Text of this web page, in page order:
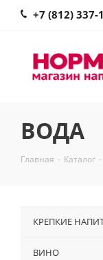
+7 (812) 337-
ВОДА
Главная - Каталог -
КРЕПКИЕ
ВИНО